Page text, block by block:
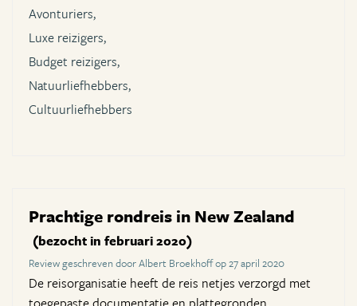
Avonturiers,
Luxe reizigers,
Budget reizigers,
Natuurliefhebbers,
Cultuurliefhebbers
Prachtige rondreis in New Zealand
(bezocht in februari 2020)
Review geschreven door Albert Broekhoff op 27 april 2020
De reisorganisatie heeft de reis netjes verzorgd met